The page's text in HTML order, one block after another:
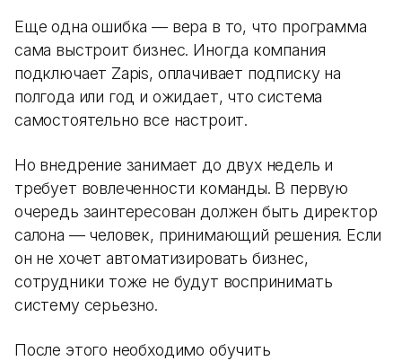
Еще одна ошибка — вера в то, что программа
сама выстроит бизнес. Иногда компания
подключает Zapis, оплачивает подписку на
полгода или год и ожидает, что система
самостоятельно все настроит.
Но внедрение занимает до двух недель и
требует вовлеченности команды. В первую
очередь заинтересован должен быть директор
салона — человек, принимающий решения. Если
он не хочет автоматизировать бизнес,
сотрудники тоже не будут воспринимать
систему серьезно.
После этого необходимо обучить